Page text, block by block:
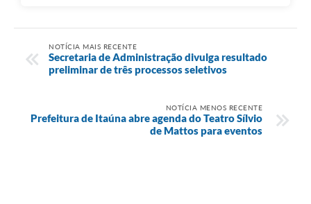
NOTÍCIA MAIS RECENTE
Secretaria de Administração divulga resultado
preliminar de três processos seletivos
NOTÍCIA MENOS RECENTE
Prefeitura de Itaúna abre agenda do Teatro Sílvio
de Mattos para eventos